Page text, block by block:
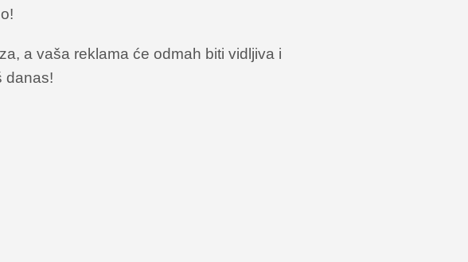
a vaša reklama će odmah biti vidljiva i
danas!